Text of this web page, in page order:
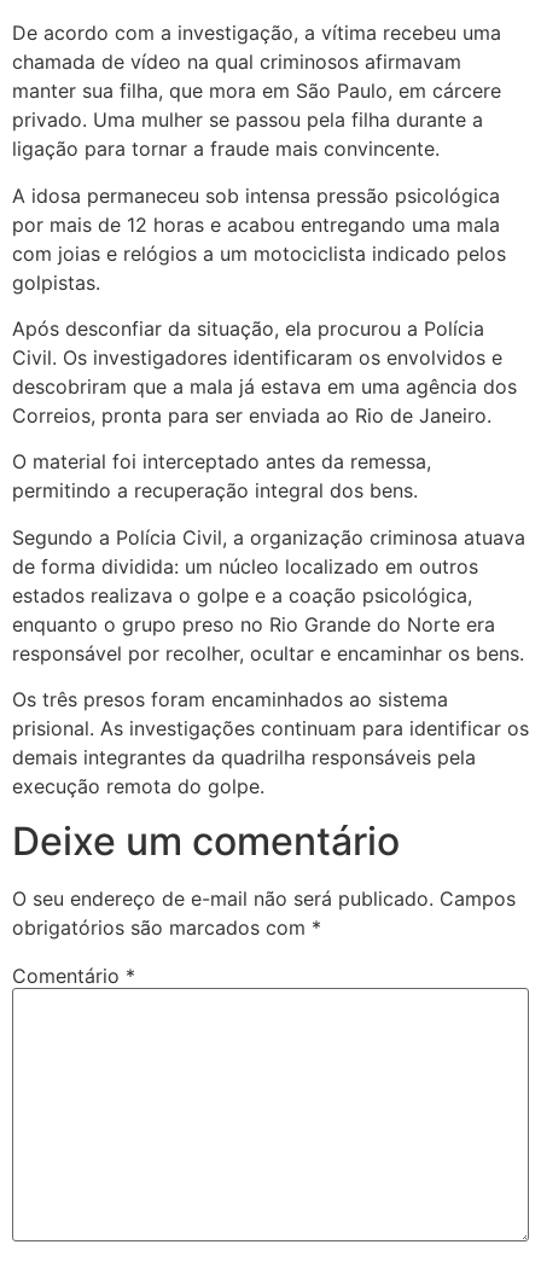
De acordo com a investigação, a vítima recebeu uma
chamada de vídeo na qual criminosos afirmavam
manter sua filha, que mora em São Paulo, em cárcere
privado. Uma mulher se passou pela filha durante a
ligação para tornar a fraude mais convincente.
A idosa permaneceu sob intensa pressão psicológica
por mais de 12 horas e acabou entregando uma mala
com joias e relógios a um motociclista indicado pelos
golpistas.
Após desconfiar da situação, ela procurou a Polícia
Civil. Os investigadores identificaram os envolvidos e
descobriram que a mala já estava em uma agência dos
Correios, pronta para ser enviada ao Rio de Janeiro.
O material foi interceptado antes da remessa,
permitindo a recuperação integral dos bens.
Segundo a Polícia Civil, a organização criminosa atuava
de forma dividida: um núcleo localizado em outros
estados realizava o golpe e a coação psicológica,
enquanto o grupo preso no Rio Grande do Norte era
responsável por recolher, ocultar e encaminhar os bens.
Os três presos foram encaminhados ao sistema
prisional. As investigações continuam para identificar os
demais integrantes da quadrilha responsáveis pela
execução remota do golpe.
Deixe um comentário
O seu endereço de e-mail não será publicado. Campos
obrigatórios são marcados com *
Comentário *